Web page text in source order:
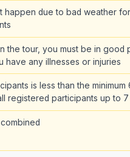
happen due to bad weather
the tour, you must be in good
have any illnesses or injuries
is less than the
registered participants up to